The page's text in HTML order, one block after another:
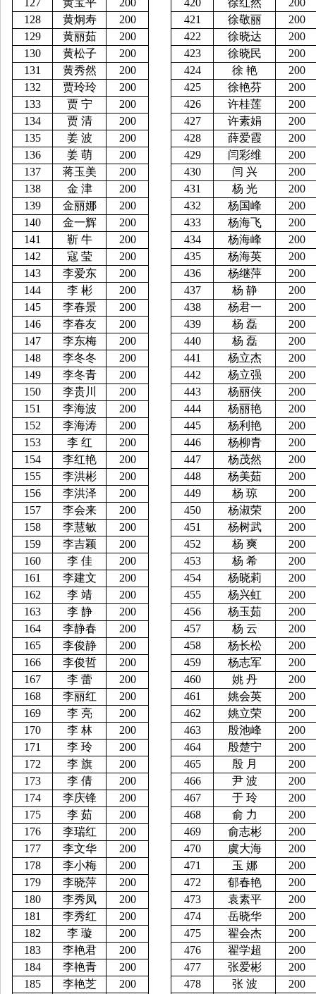
127 黄宝平 200 420 徐红然
200
128
黄炯寿 200 421 徐敬丽
200
129
黄丽茹 200 422 徐晓达
200
130
黄松子 200 423 徐晓民
200
131
黄秀然 200 424 徐艳
200
132
贾玲玲 200 425 徐艳芬
200
133
贾 宁 200 426 许桂莲
200
134
贾 清 200 427 许素娟
200
135
姜波 200 428 薛爱霞
200
136
姜萌 200 429 闫彩维
200
137
蒋玉美 200 430 闫 兴
200
138
金 津 200 431 杨 光
200
139
金丽娜 200 432 杨国峰
200
140
金一辉 200 433 杨海飞
200
141
靳牛 200 434 杨海峰
200
142
寇莹 200 435 杨海英
200
143
李爱东 200 436 杨继萍
200
144
李彬 200 437 杨 静
200
145
李春景 200 438 杨君一
200
146
李春友 200 439 杨 磊
200
147
李东梅 200 440 杨 磊
200
148
李冬冬 200 441 杨立杰
200
149
李冬青 200 442 杨立强
200
150
李贵川 200 443 杨丽侠
200
151
李海波 200 444 杨丽艳
200
152
李海涛 200 445 杨利艳
200
153
李红 200 446 杨柳青
200
154
李红艳 200 447 杨茂然
200
155
李洪彬 200 448 杨美茹
200
156
李洪泽 200 449 杨 琼
200
157
李会来 200 450 杨淑荣
200
158
李慧敏 200 451 杨树武
200
159
李吉颖 200 452 杨 爽
200
160
李佳 200 453 杨 希
200
161
李建文 200 454 杨晓莉
200
162
李靖 200 455 杨兴虹
200
163
李静 200 456 杨玉茹
200
164
李静春 200 457 杨 云
200
165
李俊静 200 458 杨长松
200
166
李俊哲 200 459 杨志军
200
167
李蕾 200 460 姚丹
200
168
李丽红 200 461 姚会英
200
169
李亮 200 462 姚立荣
200
170
李林 200 463 殷池峰
200
171
李玲 200 464 殷楚宁
200
172
李旗 200 465 殷月
200
173
李倩 200 466 尹波
200
174
李庆锋 200 467 于玲
200
175
李茹 200 468 俞 力
200
176
李瑞红 200 469 俞志彬
200
177
李文华 200 470 虞大海
200
178
李小梅 200 471 玉 娜
200
179
李晓萍 200 472 郁春艳
200
180
李秀凤 200 473 袁素平
200
181
李秀红 200 474 岳晓华
200
182
李璇 200 475 翟会杰
200
183
李艳君 200 476 翟学超
200
184
李艳青 200 477 张爱彬
200
185
李艳芝 200 478 张 波
200